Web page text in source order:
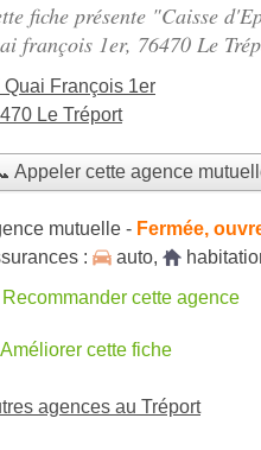
fiche présente "Caisse
françois 1er, 76470 Le
Quai François 1er
Le Tréport
Appeler cette agence
mutuelle - Fermée,
:
auto,
Recommander cette agence
Améliorer cette fiche
agences au Tréport